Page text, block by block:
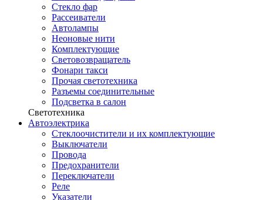
Стекло фар
Рассеиватели
Автолампы
Неоновые нити
Комплектующие
Световозвращатель
Фонари такси
Прочая светотехника
Разъемы соединительные
Подсветка в салон
Светотехника
Автоэлектрика
Стеклоочистители и их комплектующие
Выключатели
Провода
Предохранители
Переключатели
Реле
Указатели